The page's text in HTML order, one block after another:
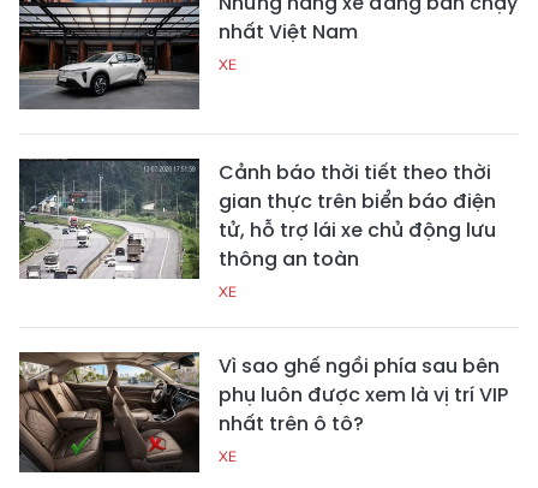
nhất Việt Nam
XE
Cảnh báo thời tiết theo thời
gian thực trên biển báo điện
tử, hỗ trợ lái xe chủ động lưu
thông an toàn
XE
Vì sao ghế ngồi phía sau bên
phụ luôn được xem là vị trí VIP
nhất trên ô tô?
XE